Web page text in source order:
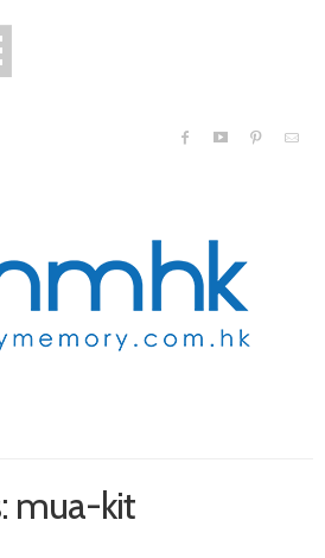
mua-kit